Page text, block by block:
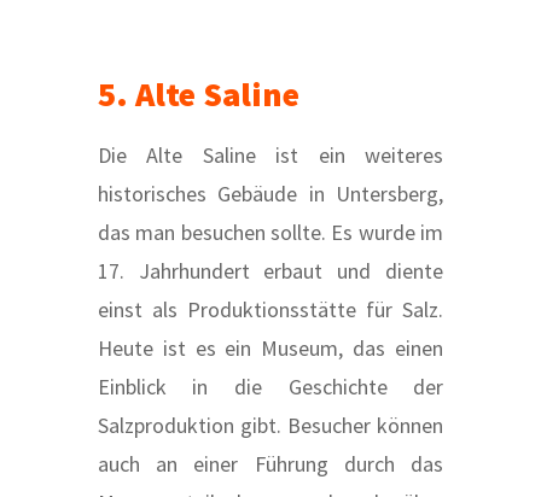
5. Alte Saline
Die Alte Saline ist ein weiteres
historisches Gebäude in Untersberg,
das man besuchen sollte. Es wurde im
17. Jahrhundert erbaut und diente
einst als Produktionsstätte für Salz.
Heute ist es ein Museum, das einen
Einblick in die Geschichte der
Salzproduktion gibt. Besucher können
auch an einer Führung durch das